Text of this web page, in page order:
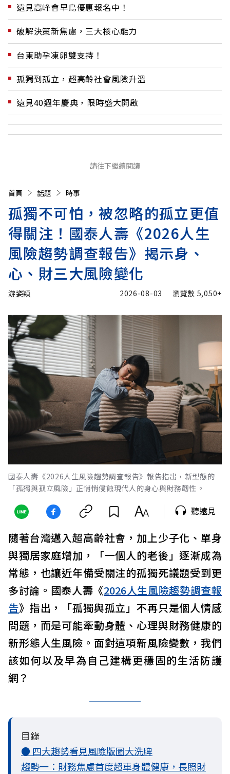
遠見高峰會早鳥優惠報名中！
破解決策新焦慮，三大核心能力
台東助孕凍卵雙支持！
孤獨到孤立，超高齡社會風險升溫
遠見40週年慶典，限時盛大開啟
請往下繼續閱讀
首頁 話題 時事
孤獨不可怕，被忽略的孤立更值
得關注！國泰人壽《2026人生
風險趨勢調查報告》揭示身、
心、財三大風險變化
游姿穎 2026-08-03 瀏覽數 5,050+
國泰人壽《2026人生風險趨勢調查報告》報告指出，新型態的
「孤獨與孤立風險」正悄悄侵蝕現代人的身心與財務韌性。
聽遠見
隨著台灣邁入超高齡社會，加上少子化、單身
與獨居家庭增加，「一個人的老後」逐漸成為
常態，也讓近年備受關注的孤獨死議題受到更
多討論。國泰人壽《2026人生風險趨勢調查報
告》指出，「孤獨與孤立」不再只是個人情感
問題，而是可能牽動身體、心理與財務健康的
新形態人生風險。面對這項新風險變數，我們
該如何以及早為自己建構更穩固的生活防護
網？
目錄
● 四大趨勢看見風險版圖大洗牌
趨勢一：財務焦慮首度超車身體健康，長照財